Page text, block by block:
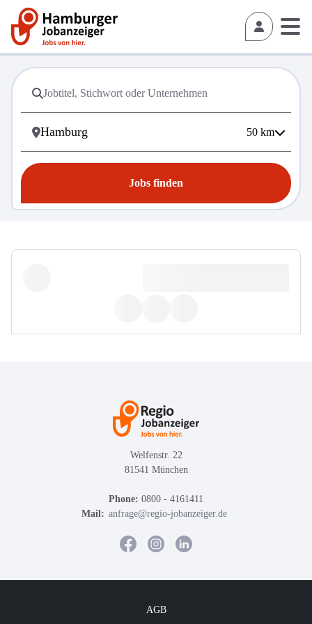
50 km
Jobs finden
Welfenstr. 22
81541 München
Phone: 0800 - 4161411
Mail: anfrage@regio-jobanzeiger.de
AGB